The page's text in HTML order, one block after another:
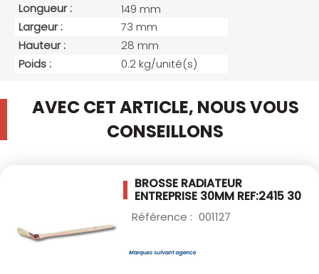
Longueur :
149 mm
Largeur :
73 mm
Hauteur :
28 mm
Poids :
0.2 kg/unité(s)
AVEC CET ARTICLE, NOUS VOUS
CONSEILLONS
BROSSE RADIATEUR
ENTREPRISE 30MM REF:2415 30
Référence : 001127